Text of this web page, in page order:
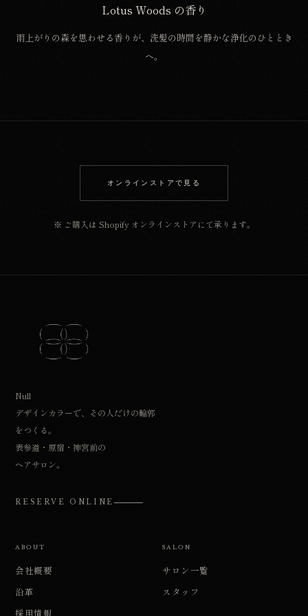
Lotus Woods の香り
雨上がりの森を思わせる香りが、洗髪の時間を静かな浄化のひととき
へ。
オンラインストアで見る
※ ご購入は Shopify オンラインストアにて承ります。
Omotesando
表参道本店
原宿駅 / 明治神宮前駅2番出口 徒歩2分
ご予約する
会社概要 ABOUT
サロンSALON
プロダクト
null community
Null
デザインカラーで、その人だけの輪郭
をつくる。
表参道・原宿・神宮前の
ヘアサロン。
RESERVE ONLINE
ABOUT
会社概要
沿革
採用情報
SALON
サロン一覧
スタッフ